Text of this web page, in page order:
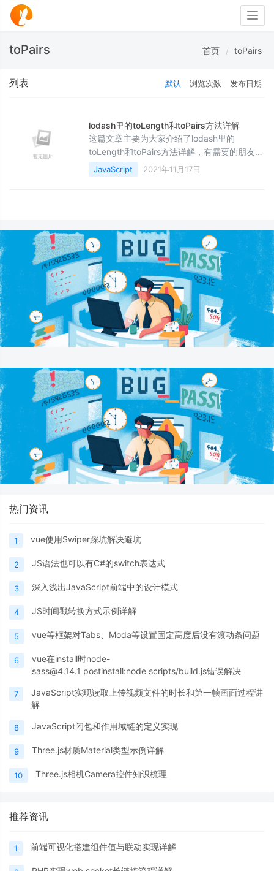
toPairs 首页 toPairs
列表 默认 浏览次数 发布日期
lodash里的toLength和toPairs方法详解
这篇文章主要为大家介绍了lodash里的
toLength和toPairs方法详解，有需要的朋友可
以借鉴参考下，希望能够有所帮助，祝大家多
多进步，早日升职加薪
JavaScript 2021年11月17日
热门资讯
1 vue使用Swiper踩坑解决避坑
2 JS语法也可以有C#的switch表达式
3 深入浅出JavaScript前端中的设计模式
4 JS时间戳转换方式示例详解
5 vue等框架对Tabs、Moda等设置固定高度后没有滚动条问题
6
vue在install时node-
sass@4.14.1 postinstall:node scripts/build.js错误解决
7
JavaScript实现读取上传视频文件的时长和第一帧画面过程讲
解
8 JavaScript闭包和作用域链的定义实现
9 Three.js材质Material类型示例详解
10 Three.js相机Camera控件知识梳理
推荐资讯
1 前端可视化搭建组件值与联动实现详解